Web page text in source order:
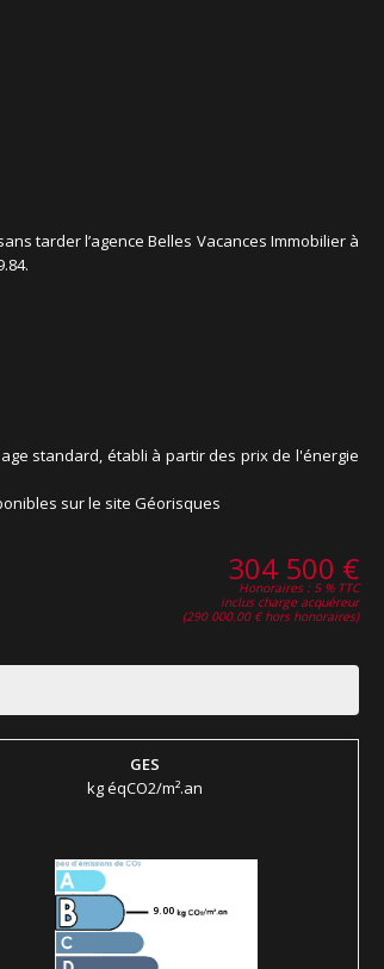
tarder l’agence Belles Vacances Immobilier à
standard, établi à partir des prix de l'énergie
sur le site Géorisques
304 500 €
Honoraires : 5 % TTC
inclus charge acquéreur
(290 000.00 € hors honoraires)
GES
kg éqCO2/m².an
9.00